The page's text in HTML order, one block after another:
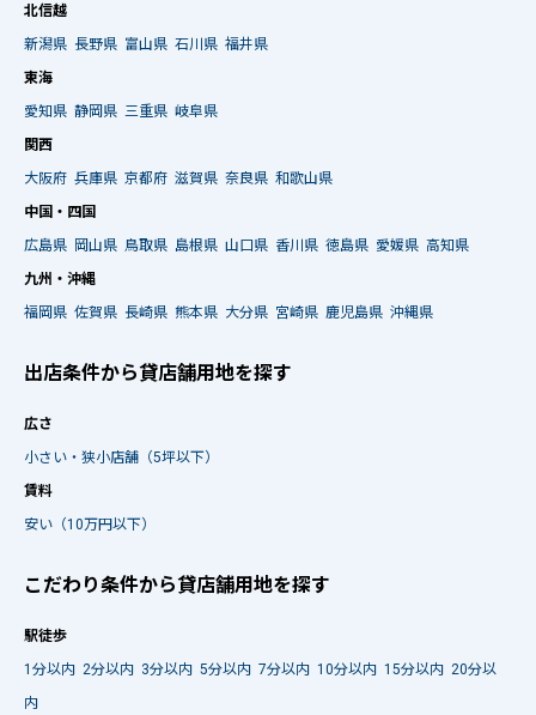
北信越
新潟県 長野県 富山県 石川県 福井県
東海
愛知県 静岡県 三重県 岐阜県
関西
大阪府 兵庫県 京都府 滋賀県 奈良県 和歌山県
中国・四国
広島県 岡山県 鳥取県 島根県 山口県 香川県 徳島県 愛媛県 高知県
九州・沖縄
福岡県 佐賀県 長崎県 熊本県 大分県 宮崎県 鹿児島県 沖縄県
出店条件から貸店舗用地を探す
広さ
小さい・狭小店舗（5坪以下）
賃料
安い（10万円以下）
こだわり条件から貸店舗用地を探す
駅徒歩
1分以内 2分以内 3分以内 5分以内 7分以内 10分以内 15分以内 20分以
内